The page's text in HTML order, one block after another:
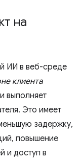
на
ИИ в веб-среде
клиента
выполняет
Это имеет
задержку,
повышение
и доступ в